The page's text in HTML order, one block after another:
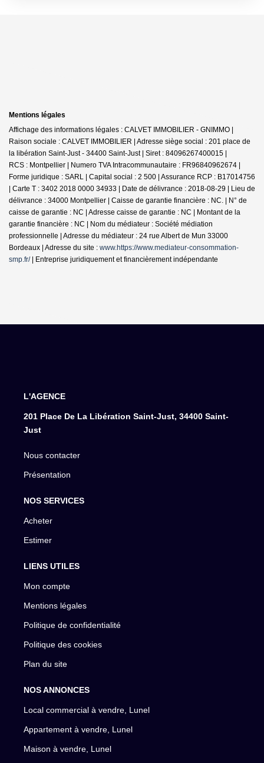
Mentions légales
Affichage des informations légales : CALVET IMMOBILIER - GNIMMO |
Raison sociale : CALVET IMMOBILIER | Adresse siège social : 201 place de
la libération Saint-Just - 34400 Saint-Just | Siret : 84096267400015 |
RCS : Montpellier | Numero TVA Intracommunautaire : FR96840962674 |
Forme juridique : SARL | Capital social : 2 500 | Assurance RCP : B17014756
| Carte T : 3402 2018 0000 34933 | Date de délivrance : 2018-08-29 | Lieu de
délivrance : 34000 Montpellier | Caisse de garantie financière : NC. | N° de
caisse de garantie : NC | Adresse caisse de garantie : NC | Montant de la
garantie financière : NC | Nom du médiateur : Société médiation
professionnelle | Adresse du médiateur : 24 rue Albert de Mun 33000
Bordeaux | Adresse du site : www.https://www.mediateur-consommation-
smp.fr/| Entreprise juridiquement et financièrement indépendante
L'AGENCE
201 Place De La Libération Saint-Just, 34400 Saint-
Just
Nous contacter
Présentation
NOS SERVICES
Acheter
Estimer
LIENS UTILES
Mon compte
Mentions légales
Politique de confidentialité
Politique des cookies
Plan du site
NOS ANNONCES
Local commercial à vendre, Lunel
Appartement à vendre, Lunel
Maison à vendre, Lunel